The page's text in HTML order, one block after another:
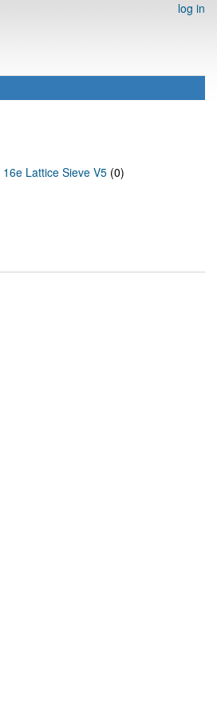
log in
16e Lattice Sieve V5 (0)